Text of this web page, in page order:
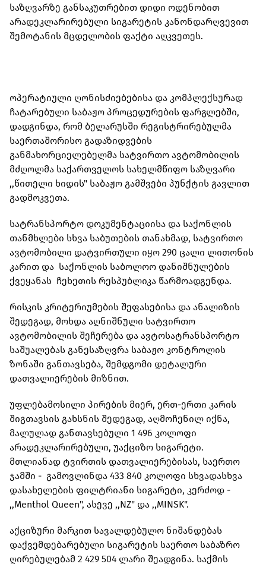
საზღვარზე განსაკუთრებით დიდი ოდენობით
არადეკლარირებული სიგარეტის კანონდარღვევით
შემოტანის მცდელობის ფაქტი აღკვეთეს.
ოპერატიული ღონისძიებებისა და კომპლექსურად
ჩატარებული საბაჟო პროცედურების ფარგლებში,
დადგინდა, რომ ბელარუსში რეგისტრირებულმა
საერთაშორისო გადაზიდვების
განმახორციელებელმა სატვირთო ავტომობილის
მძღოლმა საქართველოს სახელმწიფო საზღვარი
,,წითელი ხიდის" საბაჟო გამშვები პუნქტის გავლით
გადმოკვეთა.
სატრანსპორტო დოკუმენტაციისა და საქონლის
თანმხლები სხვა საბუთების თანახმად, სატვირთო
ავტომობილი დატვირთული იყო 290 ცალი ლითონის
კარით და საქონლის საბოლოო დანიშნულების
ქვეყანას ჩეხეთის რესპუბლიკა წარმოადგენდა.
რისკის კრიტერიუმების შეფასებისა და ანალიზის
შედეგად, მოხდა აღნიშნული სატვირთო
ავტომობილის შეჩერება და ავტოსატრანსპორტო
საშუალებას განესაზღვრა საბაჟო კონტროლის
ზონაში განთავსება, შემდგომი დეტალური
დათვალიერების მიზნით.
უფლებამოსილი პირების მიერ, ერთ-ერთი კარის
შიგთავსის გახსნის შედეგად, აღმოჩენილ იქნა,
მალულად განთავსებული 1 496 კოლოფი
არადეკლარირებული, უაქციზო სიგარეტი.
მთლიანად ტვირთის დათვალიერებისას, საერთო
ჯამში - გამოვლინდა 433 840 კოლოფი სხვადასხვა
დასახელების ფილტრიანი სიგარეტი, კერძოდ -
,,Menthol Queen", ასევე ,,NZ" და ,,MINSK".
აქციზური მარკით სავალდებულო ნიშანდებას
დაქვემდებარებული სიგარეტის საერთო საბაზრო
ღირებულებამ 2 429 504 ლარი შეადგინა. საქმის